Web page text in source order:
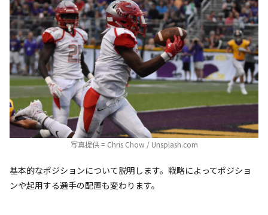
写真提供 = Chris Chow / Unsplash.com
基本的なポジションについて説明します。戦略によってポジショ
ンや起用する選手の配置も変わります。